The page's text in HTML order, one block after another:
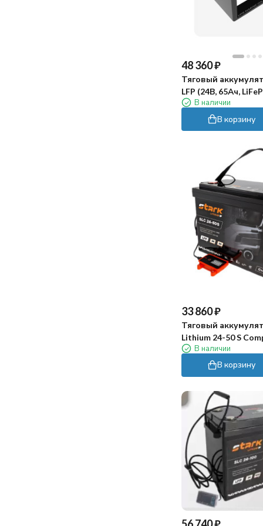
48 360₽
Тяговый
LFP (24В, 65Ач,
В наличии
В корзину
33 860₽
Тяговый
Lithium 24-50 S
(24В, 50Ач, Li-ion)
В наличии
В корзину